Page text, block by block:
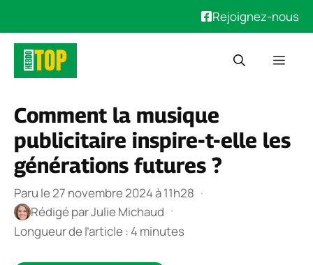
Rejoignez-nous
Aller
contenu
Comment la musique
publicitaire inspire-t-elle les
générations futures ?
Paru le 27 novembre 2024 à 11h28 ·
Rédigé parJulie Michaud ·
Longueur de l’article : 4 minutes